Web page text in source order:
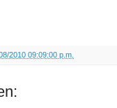
2010 09:09:00 p.m.